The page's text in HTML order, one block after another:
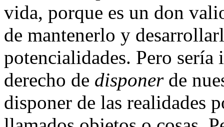
vida, porque es un don
de mantenerlo y
potencialidades. Pero
derecho de disponer de
disponer de las realidades